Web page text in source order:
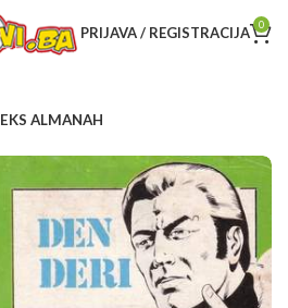
PRIJAVA / REGISTRACIJA 0
EKS ALMANAH